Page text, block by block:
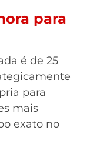
para
é de 25
para
mais
exato no